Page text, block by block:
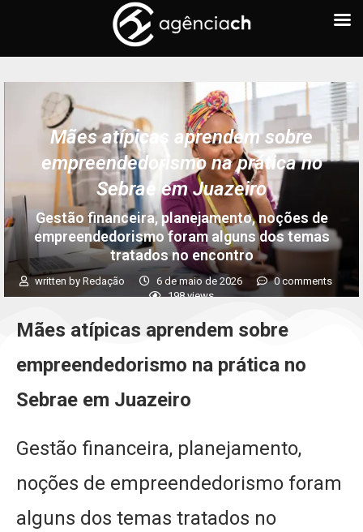
Mães atípicas aprendem sobre
empreendedorismo na prática no
Sebrae em Juazeiro
Gestão financeira, planejamento, noções de
empreendedorismo foram alguns dos temas
tratados no encontro
written by Redação 6 de maio de 2026
0 comments
198views
Mães atípicas aprendem sobre
empreendedorismo na prática no
Sebrae em Juazeiro
Gestão financeira, planejamento,
noções de empreendedorismo foram
alguns dos temas tratados no